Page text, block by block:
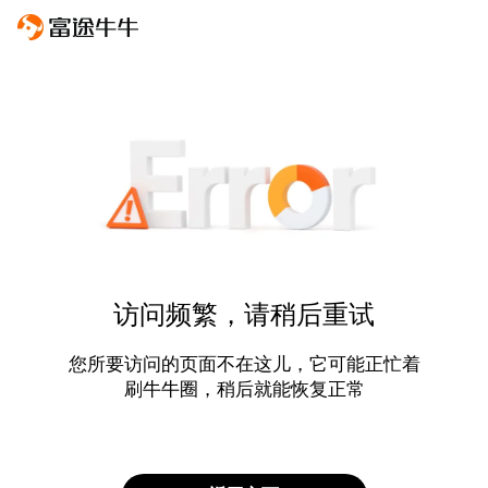
访问频繁，请稍后重试
您所要访问的页面不在这儿，它可能正忙着
刷牛牛圈，稍后就能恢复正常